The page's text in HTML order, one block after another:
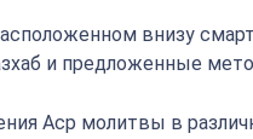
внизу
и предложенные
Аср молитвы в